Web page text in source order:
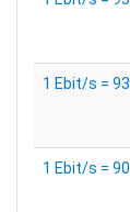
1 Ebit/s =
1 Ebit/s =